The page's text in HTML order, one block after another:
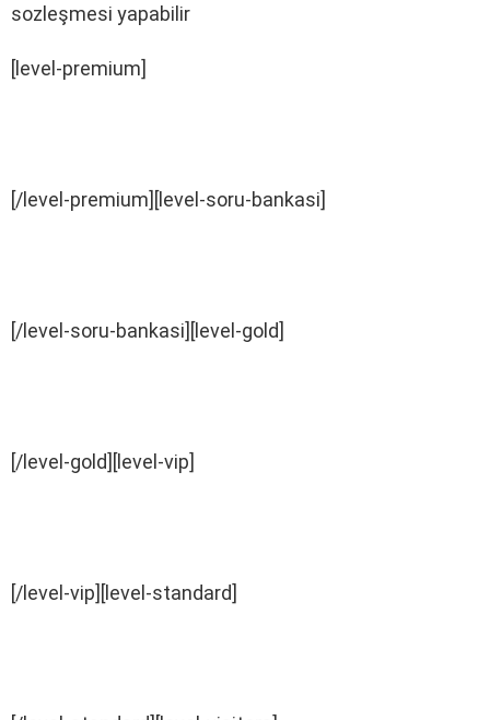
sozleşmesi yapabilir
[level-premium]
[/level-premium][level-soru-bankasi]
[/level-soru-bankasi][level-gold]
[/level-gold][level-vip]
[/level-vip][level-standard]